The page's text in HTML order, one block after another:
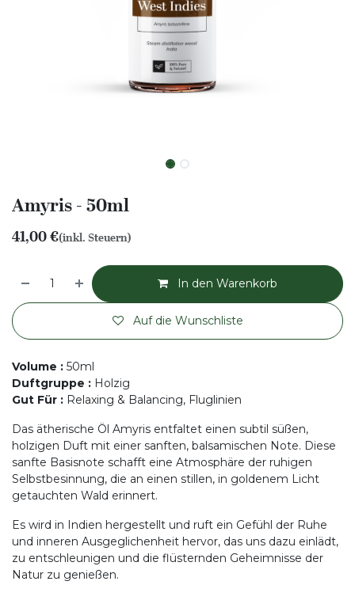
Amyris - 50ml
41,00€(inkl. Steuern)
In den Warenkorb
Auf die Wunschliste
Volume : 50ml
Duftgruppe : Holzig
Gut Für : Relaxing & Balancing, Fluglinien
Das ätherische Öl Amyris entfaltet einen subtil süßen,
holzigen Duft mit einer sanften, balsamischen Note. Diese
sanfte Basisnote schafft eine Atmosphäre der ruhigen
Selbstbesinnung, die an einen stillen, in goldenem Licht
getauchten Wald erinnert.
Es wird in Indien hergestellt und ruft ein Gefühl der Ruhe
und inneren Ausgeglichenheit hervor, das uns dazu einlädt,
zu entschleunigen und die flüsternden Geheimnisse der
Natur zu genießen.